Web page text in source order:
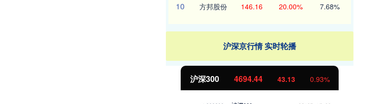
10 方邦股份 146.16 20.00% 7.68%
沪深京行情 实时轮播
0.93% 北证50 1134.24